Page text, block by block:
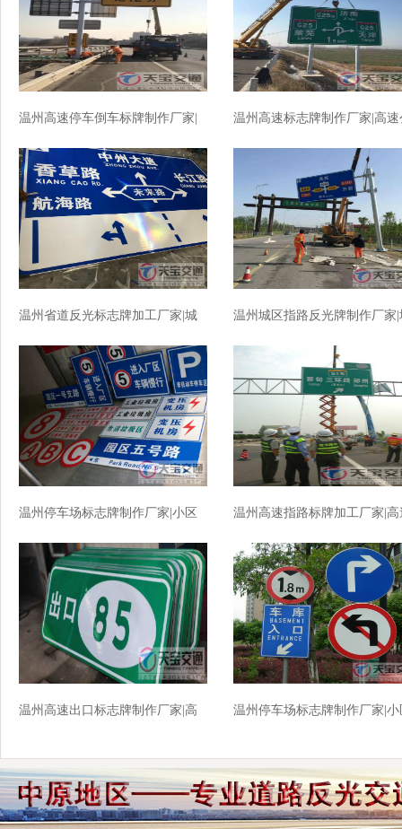
温州高速停车倒车标牌制作厂家|
温州高速标志牌制作厂家|高速
温州省道反光标志牌加工厂家|城
温州城区指路反光牌制作厂家|
温州停车场标志牌制作厂家|小区
温州高速指路标牌加工厂家|高
温州高速出口标志牌制作厂家|高
温州停车场标志牌制作厂家|小